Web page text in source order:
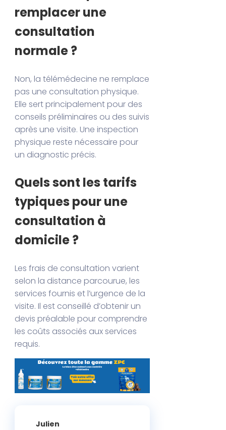
remplacer une
consultation
normale ?
Non, la télémédecine ne remplace
pas une consultation physique.
Elle sert principalement pour des
conseils préliminaires ou des suivis
après une visite. Une inspection
physique reste nécessaire pour
un diagnostic précis.
Quels sont les tarifs
typiques pour une
consultation à
domicile ?
Les frais de consultation varient
selon la distance parcourue, les
services fournis et l’urgence de la
visite. Il est conseillé d’obtenir un
devis préalable pour comprendre
les coûts associés aux services
requis.
Julien